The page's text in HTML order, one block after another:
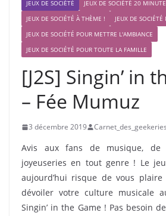
JEUX DE SOCIÉTÉ
JEUX DE SOCIÉTÉ 20
JEUX DE SOCIÉTÉ À THÈME !
JEUX DE SOCIÉTÉ
JEUX DE SOCIÉTÉ POUR METTRE L'AMBIANCE
JEUX DE SOCIÉTÉ POUR TOUTE LA FAMILLE
[J2S] Singin’ in
– Fée Mumuz
3 décembre 2019 Carnet_des_geekeries
Avis aux fans de musique, de
joyeuseries en tout genre ! Le
aujourd’hui risque de vous
dévoiler votre culture musicale
Singin’ in the Game ! Pas besoin